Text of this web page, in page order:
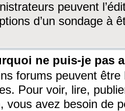
peuvent
d’un sondage à
ne puis-je pas
forums peuvent être
Pour voir, lire,
vous avez besoin de